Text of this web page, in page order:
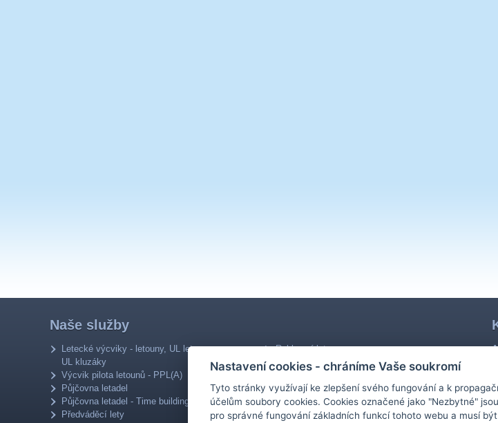
Naše služby
Letecké výcviky - letouny, UL letouny,
UL kluzáky
Výcvik pilota letounů - PPL(A)
Půjčovna letadel
Půjčovna letadel - Time building
Předváděcí lety
Reklamní lety
Fotografické a pozorovací lety
Prodej letadel
Poradenská činnost
Přeškolení a kvalifikace
Nastavení cookies - chráníme Vaše soukromí
Tyto stránky využívají ke zlepšení svého fungování a k
účelům soubory cookies. Cookies označené jako "Nezbytné"
pro správné fungování základních funkcí tohoto webu a musí